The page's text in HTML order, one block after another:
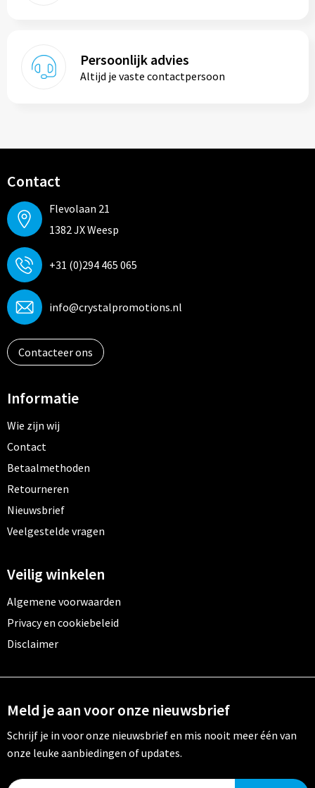
Persoonlijk advies
Altijd je vaste contactpersoon
Contact
Flevolaan 21
1382 JX Weesp
+31 (0)294 465 065
info@crystalpromotions.nl
Contacteer ons
Informatie
Wie zijn wij
Contact
Betaalmethoden
Retourneren
Nieuwsbrief
Veelgestelde vragen
Veilig winkelen
Algemene voorwaarden
Privacy en cookiebeleid
Disclaimer
Meld je aan voor onze nieuwsbrief
Schrijf je in voor onze nieuwsbrief en mis nooit meer één van
onze leuke aanbiedingen of updates.